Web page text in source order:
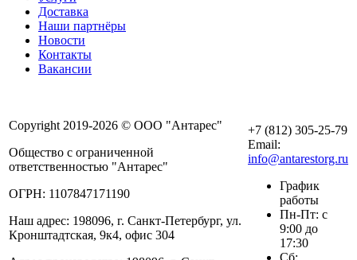
Доставка
Наши партнёры
Новости
Контакты
Вакансии
Copyright 2019-2026 © ООО "Антарес"
Общество с ограниченной
ответственностью "Антарес"
ОГРН: 1107847171190
Наш адрес: 198096, г. Санкт-Петербург, ул.
Кронштадтская, 9к4, офис 304
+7 (812) 305-25-79
Email:
info@antarestorg.ru
График
работы
Пн-Пт: с
9:00 до
17:30
Сб: